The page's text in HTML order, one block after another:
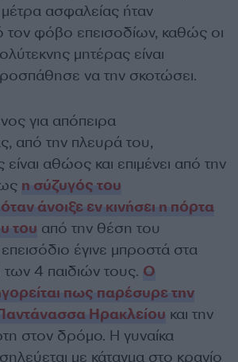
ασφαλείας ήταν
τον φόβο επεισοδίων, καθώς οι
μητέρας είναι
να την σκοτώσει.
για απόπειρα
από την πλευρά του,
αθώος και επιμένει από την
η σύζυγός του
άνοιξε εν κινήσει η πόρτα
του από την θέση του
έγινε μπροστά στα
4 παιδιών τους. Ο
πως παρέσυρε την
Ηρακλείου και την
στον δρόμο. Η γυναίκα
με κάταγμα στο κρανίο